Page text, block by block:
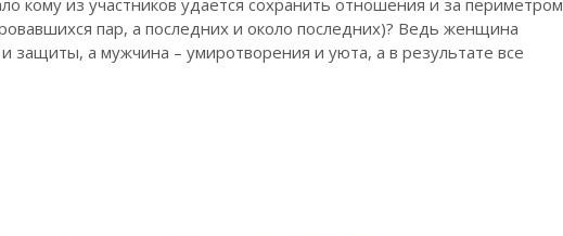
кому из участников удается сохранить отношения и за периметром
пар, а последних и около последних)? Ведь женщина
защиты, а мужчина – умиротворения и уюта, а в результате все